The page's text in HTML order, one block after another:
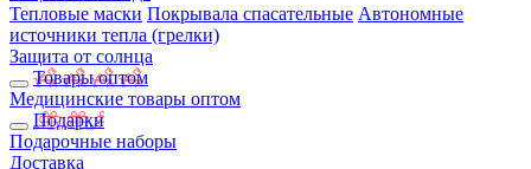
Тепловые маски Покрывала спасательные Автономные
источники тепла (грелки)
Защита от солнца
Товары оптом
Медицинские товары оптом
Подарки
Подарочные наборы
Доставка